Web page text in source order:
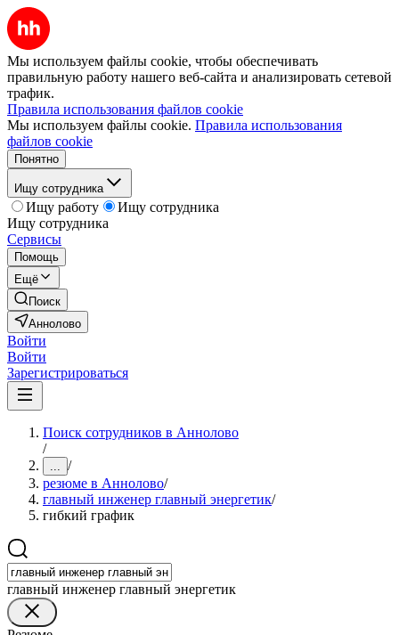
Мы используем файлы cookie, чтобы обеспечивать
правильную работу нашего веб-сайта и анализировать сетевой
трафик.
Правила использования файлов cookie
Мы используем файлы cookie. Правила использования
файлов cookie
Понятно
Ищу сотрудника
Ищу работу
Ищу сотрудника
Ищу сотрудника
Сервисы
Помощь
Ещё
Поиск
Аннолово
Войти
Войти
Зарегистрироваться
Поиск сотрудников в Аннолово
/
... /
резюме в Аннолово/
главный инженер главный энергетик/
гибкий график
главный инженер главный энергетик